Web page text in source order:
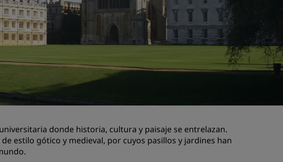
eventos
Meetings
de reuniones
eventos
Ideas de viaje
Hoteles para familias
Espacios para celebración de
deportivos
Viajeros de negocios
donde historia, cultura y paisaje se entrelazan.
estilo gótico y medieval, por cuyos pasillos y jardines han